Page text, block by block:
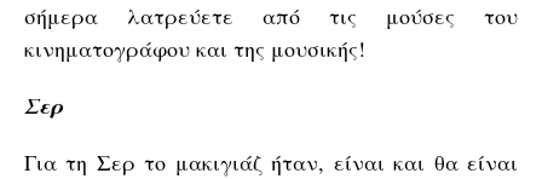
σήμερα λατρεύετε από τις μούσες του
κινηματογράφου και της μουσικής!
Σερ
Για τη Σερ το μακιγιάζ ήταν, είναι και θα είναι